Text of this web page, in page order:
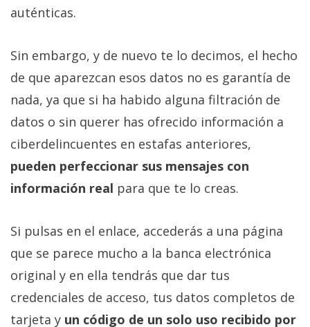
auténticas.
Sin embargo, y de nuevo te lo decimos, el hecho
de que aparezcan esos datos no es garantía de
nada, ya que si ha habido alguna filtración de
datos o sin querer has ofrecido información a
ciberdelincuentes en estafas anteriores,
pueden perfeccionar sus mensajes con
información real para que te lo creas.
Si pulsas en el enlace, accederás a una página
que se parece mucho a la banca electrónica
original y en ella tendrás que dar tus
credenciales de acceso, tus datos completos de
tarjeta y un código de un solo uso recibido por